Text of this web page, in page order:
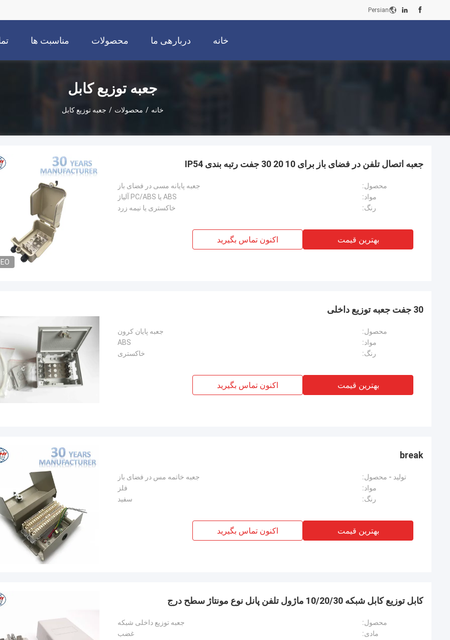
Persian
خانه دربارهی ما محصولات مناسبت ها
جعبه توزیع کابل
خانه / محصولات / جعبه توزیع کابل
جعبه اتصال تلفن در فضای باز برای 10 20 30 جفت رتبه بندی IP54
محصول:
جعبه پایانه مسی در فضای باز
مواد:
ABS یا PC/ABS آلیاژ
رنگ:
خاکستری یا نیمه زرد
بهترین قیمت اکنون تماس بگیرید
30 جفت جعبه توزیع داخلی
محصول:
جعبه پایان کرون
مواد:
ABS
رنگ:
خاکستری
بهترین قیمت اکنون تماس بگیرید
break
تولید - محصول:
جعبه خاتمه مس در فضای باز
مواد:
فلز
رنگ:
سفید
بهترین قیمت اکنون تماس بگیرید
کابل توزیع کابل شبکه 10/20/30 ماژول تلفن پانل نوع مونتاژ سطح درج
محصول:
جعبه توزیع داخلی شبکه
مادی:
غضب